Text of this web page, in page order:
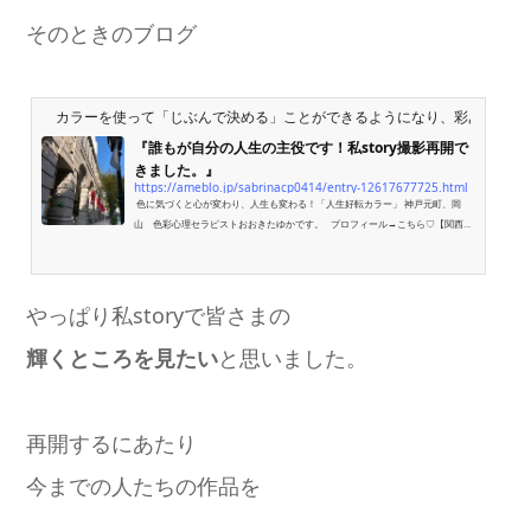
そのときのブログ
カラーを使って「じぶんで決める」ことができるようになり、彩ある人
『誰もが自分の人生の主役です！私story撮影再開で
きました。』
https://ameblo.jp/sabrinacp0414/entry-12617677725.html
色に気づくと心が変わり、人生も変わる！「人生好転カラー」 神戸元町、岡
山 色彩心理セラピストおおきたゆかです。 プロフィール→こちら♡【関西・
やっぱり私storyで皆さまの
輝くところを見たいと思いました。
再開するにあたり
今までの人たちの作品を